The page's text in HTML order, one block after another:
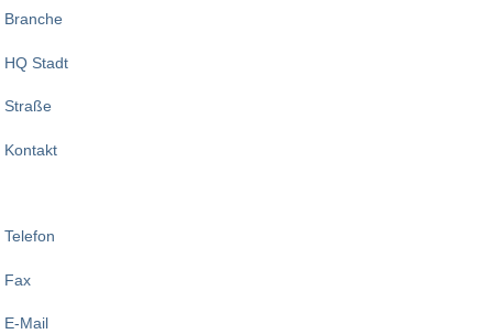
Branche
HQ Stadt
Straße
Kontakt
Telefon
Fax
E-Mail